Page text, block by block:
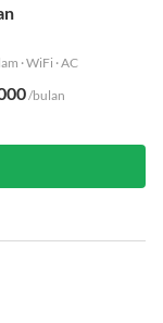
·WiFi ·AC
/bulan